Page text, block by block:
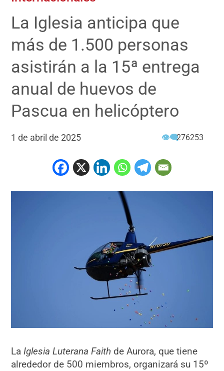
La Iglesia anticipa que
más de 1.500 personas
asistirán a la 15ª entrega
anual de huevos de
Pascua en helicóptero
1 de abril de 2025 👁‍🗨276253
LaIglesia Luterana Faith de Aurora, que tiene
alrededor de 500 miembros, organizará su 15º